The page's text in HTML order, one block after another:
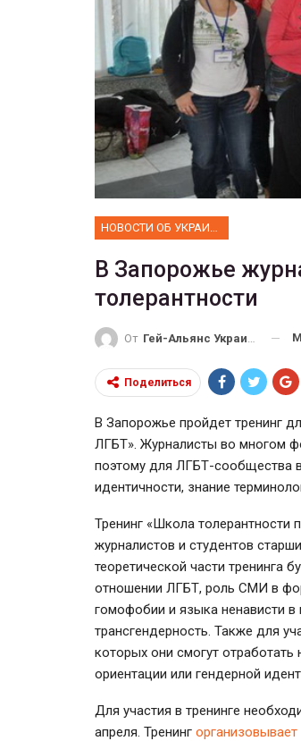
НОВОСТИ ОБ УКРАИНЕ
В Запорожье
толерантности
От Гей-Альянс Украина
Поделиться
В Запорожье пройдет тренинг
ЛГБТ». Журналисты во многом
поэтому для ЛГБТ-сообщества
идентичности, знание
Тренинг «Школа толерантности
журналистов и студентов
теоретической части тренинга
отношении ЛГБТ, роль СМИ в
гомофобии и языка ненависти в
трансгендерность. Также для
которых они смогут
ориентации или гендерной
Для участия в тренинге
апреля. Тренинг организовывает
Прайд в Тель-
тысяч